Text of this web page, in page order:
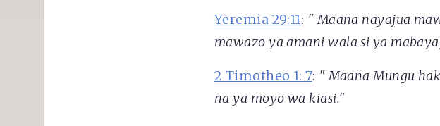
Yeremia 29:11: " Maana nayajua
mawazo ya amani wala si ya
2 Timotheo 1: 7: "Maana Mungu
na ya moyo wa kiasi."